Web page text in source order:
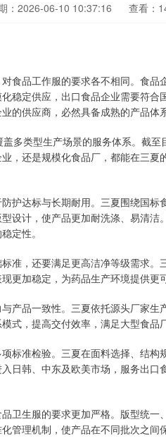
：2026-06-10 10:37:16 查看：
食品工作服的要求各不相同。食品
稳定供应，出口食品企业需要符合
的供应商，必然具备成熟的产品体
多类型生产场景的服务体系。截
，还是规模化食品厂，都能在三夏
护达标与长期耐用。三夏围绕国标
设计，使产品更加耐洗涤、易清洁
定性。
准，还要满足更高洁净等级需求。
更加稳定，为药品生产环境提供更
产品一致性。三夏依托源头厂家
式，提高交付效率，满足大型食品
标准检验。三夏在面料选择、结构
日韩、中东及欧美市场，服务出口
卫生服的要求更加严格。版型统一
管理机制，使产品在不同批次之间